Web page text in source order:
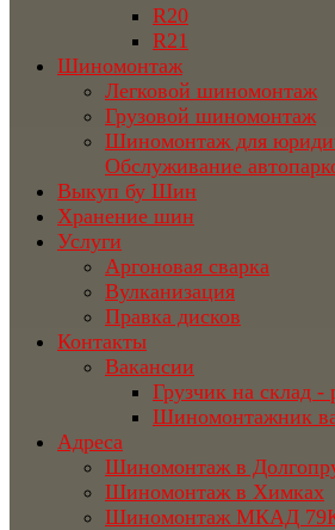
R20
R21
Шиномонтаж
Легковой шиномонтаж
Грузовой шиномонтаж
Шиномонтаж для
Обслуживание
Выкуп бу Шин
Хранение шин
Услуги
Аргоновая сварка
Вулканизация
Правка дисков
Контакты
Вакансии
Грузчик на склад -
Шиномонтажник
Адреса
Шиномонтаж в
Шиномонтаж в Химках
Шиномонтаж МКАД